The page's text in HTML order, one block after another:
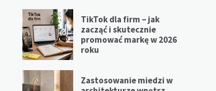
TikTok dla firm – jak
zacząć i skutecznie
promować markę w 2026
roku
Zastosowanie miedzi w